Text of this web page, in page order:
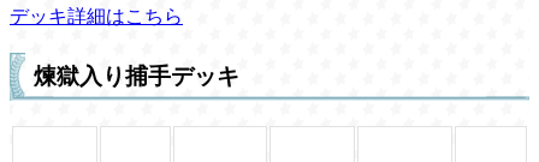
デッキ詳細はこちら
煉獄入り捕手デッキ